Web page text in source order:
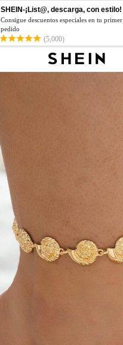
SHEIN-¡List@, descarga, con estilo!
Consigue descuentos especiales en tu primer
pedido
(5,000)